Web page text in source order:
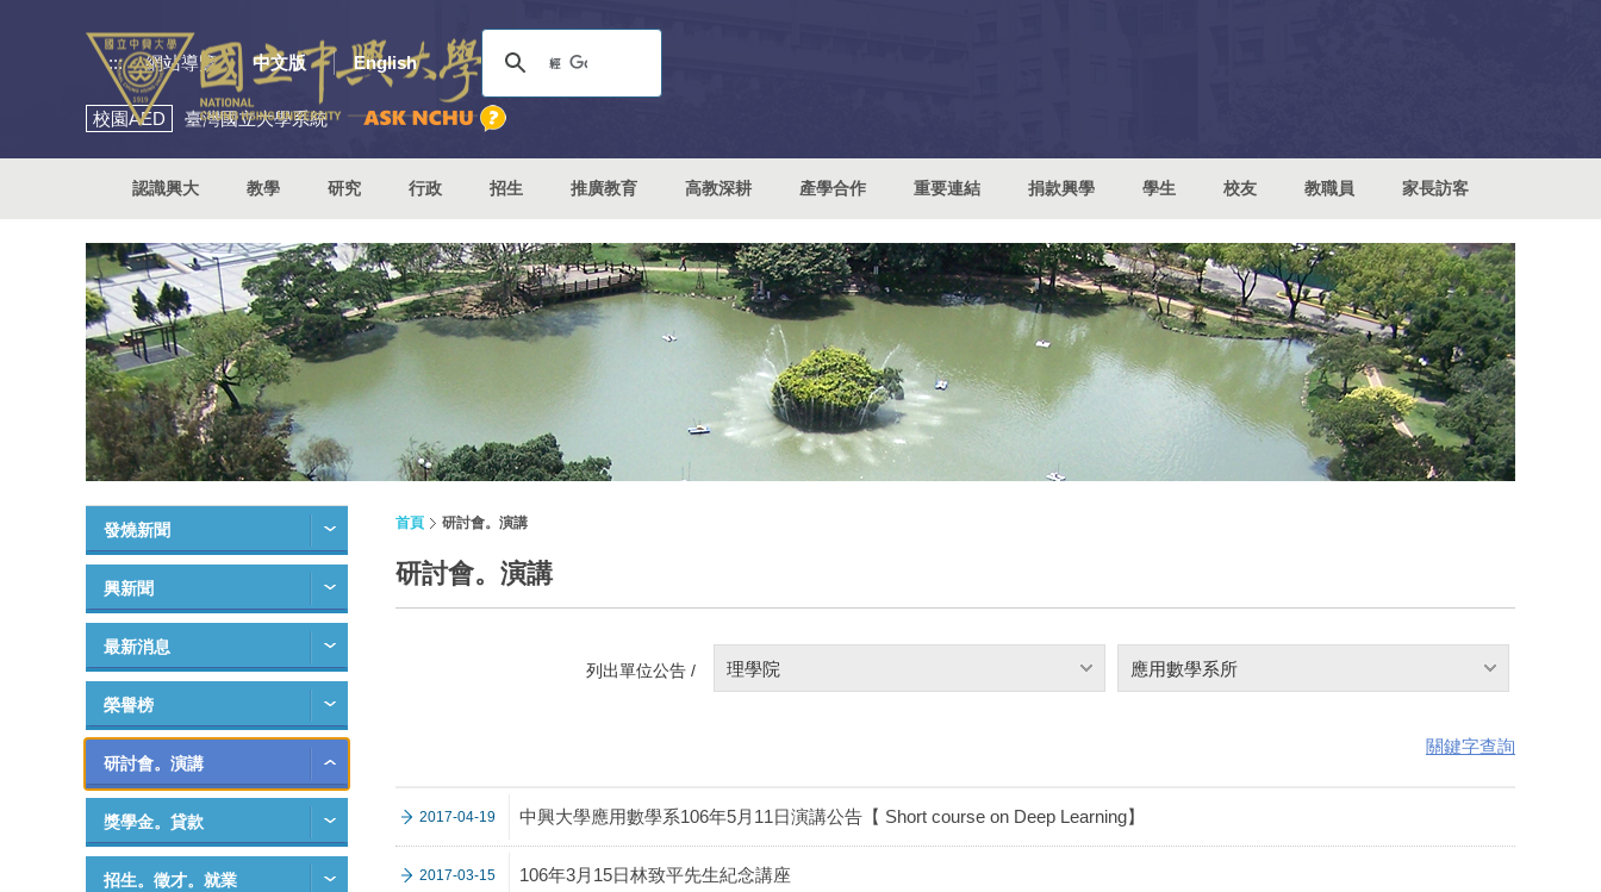
::: 網站導覽 中文版 English
校園AED 臺灣國立大學系統
認識興大 教學 研究 行政 招生 推廣教育 高教深耕 產學合作 重要連結 捐款興學 學生 校友 教職員 家長訪客
發燒新聞
興新聞
最新消息
榮譽榜
研討會。演講
獎學金。貸款
招生。徵才。就業
首頁 研討會。演講
研討會。演講
列出單位公告 / 理學院 應用數學系所
關鍵字查詢
2017-04-19 中興大學應用數學系106年5月11日演講公告【 Short course on Deep Learning】
2017-03-15 106年3月15日林致平先生紀念講座